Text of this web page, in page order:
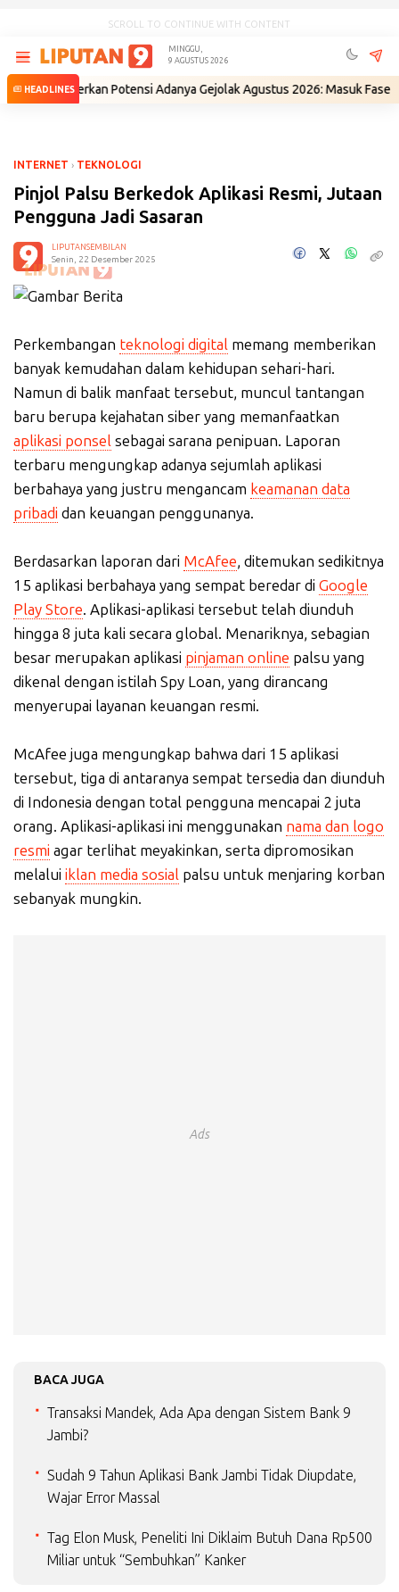
SCROLL TO CONTINUE WITH CONTENT
MINGGU,
9 AGUSTUS 2026
HEADLINES
Beberkan Potensi Adanya Gejolak Agustus 2026: Masuk Fase Krisis,
INTERNET › TEKNOLOGI
Pinjol Palsu Berkedok Aplikasi Resmi, Jutaan
Pengguna Jadi Sasaran
LIPUTANSEMBILAN
Senin, 22 Desember 2025
Perkembangan teknologi digital memang memberikan
banyak kemudahan dalam kehidupan sehari-hari.
Namun di balik manfaat tersebut, muncul tantangan
baru berupa kejahatan siber yang memanfaatkan
aplikasi ponsel sebagai sarana penipuan. Laporan
terbaru mengungkap adanya sejumlah aplikasi
berbahaya yang justru mengancam keamanan data
pribadi dan keuangan penggunanya.
Berdasarkan laporan dari McAfee, ditemukan sedikitnya
15 aplikasi berbahaya yang sempat beredar di Google
Play Store. Aplikasi-aplikasi tersebut telah diunduh
hingga 8 juta kali secara global. Menariknya, sebagian
besar merupakan aplikasi pinjaman online palsu yang
dikenal dengan istilah Spy Loan, yang dirancang
menyerupai layanan keuangan resmi.
McAfee juga mengungkap bahwa dari 15 aplikasi
tersebut, tiga di antaranya sempat tersedia dan diunduh
di Indonesia dengan total pengguna mencapai 2 juta
orang. Aplikasi-aplikasi ini menggunakan nama dan logo
resmi agar terlihat meyakinkan, serta dipromosikan
melalui iklan media sosial palsu untuk menjaring korban
sebanyak mungkin.
Ads
BACA JUGA
Transaksi Mandek, Ada Apa dengan Sistem Bank 9
Jambi?
Sudah 9 Tahun Aplikasi Bank Jambi Tidak Diupdate,
Wajar Error Massal
Tag Elon Musk, Peneliti Ini Diklaim Butuh Dana Rp500
Miliar untuk “Sembuhkan” Kanker